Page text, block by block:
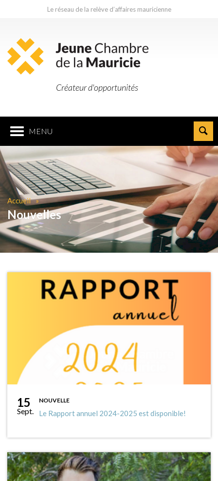
Le réseau de la relève d’affaires mauricienne
Créateur d'opportunités
MENU
Accueil
Nouvelles
15
Sept.
NOUVELLE
Le Rapport annuel 2024-2025 est disponible!